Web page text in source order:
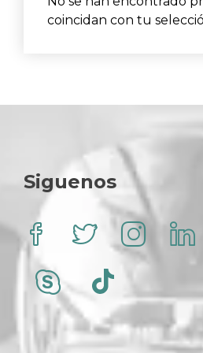
coincidan con tu
Siguenos